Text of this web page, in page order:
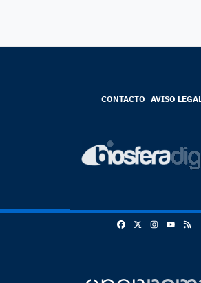
CONTACTO AVISO LEGAL
FacebookInstagram